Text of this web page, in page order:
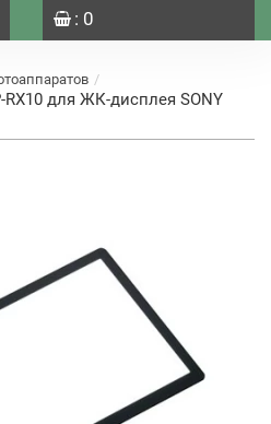
: 0
для ЖК-дисплея SONY